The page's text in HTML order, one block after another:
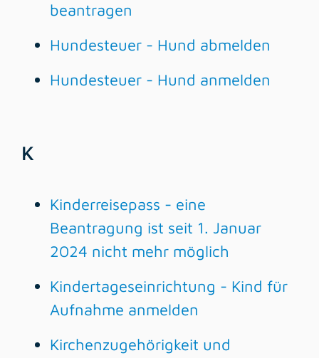
beantragen
Hundesteuer - Hund abmelden
Hundesteuer - Hund anmelden
K
Kinderreisepass - eine
Beantragung ist seit 1. Januar
2024 nicht mehr möglich
Kindertageseinrichtung - Kind für
Aufnahme anmelden
Kirchenzugehörigkeit und